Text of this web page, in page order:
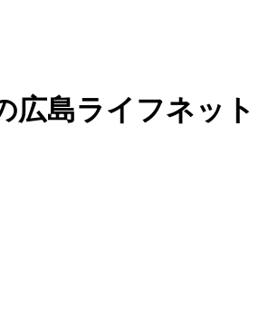
広島ライフネット